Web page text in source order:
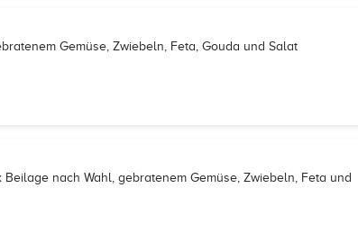
Gemüse, Zwiebeln, Feta, Gouda und Salat
Beilage nach Wahl, gebratenem Gemüse, Zwiebeln, Feta und